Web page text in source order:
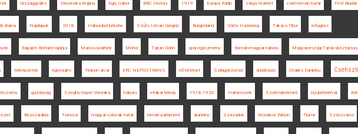
Országgyűlés Slovenska Krajina Egry Gábor BBC History 1919 Európa Rádió Varga Norbert cseh-román határ Fest Aladár
Barna Napilapok 2018 Háborúból békébe Szűts István Gergely Burgenland Vörös Hadsereg Takács Tibor refugees
Rapaich Richárd naplója Marosvásárhely Mohol Tarján Ödön spai egyezmény Román-magyar háború Magyarországi
térképzetek egyesülés Trianon arcai ERC NEPOSTRANS nőtörténet Szilágykövesd adatbázis Charles Daniélou
gazdaság Szeghy-Gayer Veronika háború etnikai térkép 1918-1920 Háromszék Szatmárnémeti Gyulafehérvár
Besszarábia Tornova magyar-szlovák határ román parlament áruhiány Századok Woodrow Wilson Fiume Szászváros